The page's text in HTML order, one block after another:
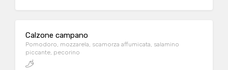
Calzone campano
Pomodoro, mozzarela, scamorza affumicata, salamino
piccante, pecorino